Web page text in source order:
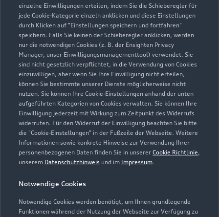
einzelne Einwilligungen erteilen, indem Sie die Schieberegler für
jede Cookie-Kategorie einzeln anklicken und diese Einstellungen
durch Klicken auf "Einstellungen speichern und fortfahren"
speichern. Falls Sie keinen der Schieberegler anklicken, werden
nur die notwendigen Cookies (z. B. der Ensighten Privacy
Manager, unser Einwilligungsmanagementtool) verwendet. Sie
sind nicht gesetzlich verpflichtet, in die Verwendung von Cookies
einzuwilligen, aber wenn Sie Ihre Einwilligung nicht erteilen,
können Sie bestimmte unserer Dienste möglicherweise nicht
nutzen. Sie können Ihre Cookie-Einstellungen anhand der unten
aufgeführten Kategorien von Cookies verwalten. Sie können Ihre
Einwilligung jederzeit mit Wirkung zum Zeitpunkt des Widerrufs
widerrufen. Für den Widerruf der Einwilligung beachten Sie bitte
die "Cookie-Einstellungen" in der Fußzeile der Webseite. Weitere
Informationen sowie konkrete Hinweise zur Verwendung Ihrer
personenbezogenen Daten finden Sie in unserer Cookie Richtlinie,
unserem Datenschutzhinweis und im Impressum.
Notwendige Cookies
Notwendige Cookies werden benötigt, um Ihnen grundlegende
Funktionen während der Nutzung der Webseite zur Verfügung zu
09261 60140
vetter.kronach@autohaus-vetter.com
Kontaktdaten herunterladen
Öffnungszeiten
Verkauf
Geöffnet bis18:00
Service
Geöffnet bis17:30